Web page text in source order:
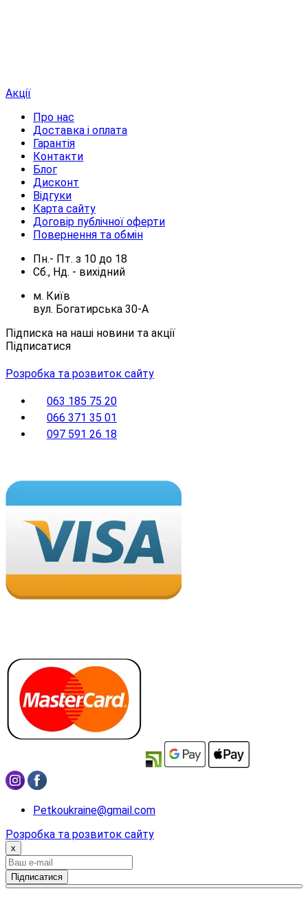
Акції
Про нас
Доставка і оплата
Гарантія
Контакти
Блог
Дисконт
Відгуки
Карта сайту
Договір публічної оферти
Повернення та обмін
Пн.- Пт. з 10 до 18
Сб., Нд. - вихідний
м. Київ
вул. Богатирська 30-А
Підписка на наші новини та акції
Підписатися
Розробка та розвиток сайту
063 185 75 20
066 371 35 01
097 591 26 18
Petkoukraine@gmail.com
Розробка та розвиток сайту
x